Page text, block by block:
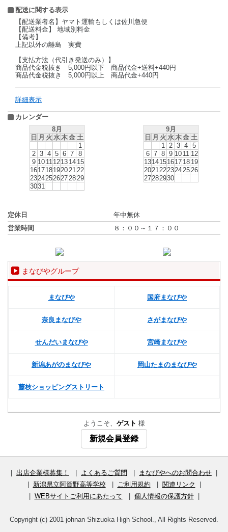
配送に関する表示
【配送業者名】ヤマト運輸もしくは佐川急便
【配送料金】 地域別料金
【備考】
上記以外の離島 実費
【支払方法（代引き発送のみ）】
商品代金税抜き 5,000円以下 商品代金+送料+440円
商品代金税抜き 5,000円以上 商品代金+440円
詳細表示
カレンダー
8月
日 月 火 水木金 土
1
2 3 4 5 6 7 8
9 10 11 1213 14 15
1617181920 21 22
2324252627 28 29
3031
9月
日 月 火 水木金 土
1
2 3 4 5
6 7 8 9 10 11 12
1314151617 18 19
2021 222324 25 26
27282930
定休日
年中無休
営業時間
８：００～１７：００
まなびやグループ
まなびや 国府まなびや
奈良まなびや さがまなびや
せんだいまなびや 宮崎まなびや
新潟あがのまなびや 岡山たまのまなびや
藤枝ショッピングストリート
ようこそ、 ゲスト 様
新規会員登録
出店企業様募集！ よくあるご質問 まなびやへのお問合わせ
新潟県立阿賀野高等学校 ご利用規約 関連リンク
WEBサイトご利用にあたって 個人情報の保護方針|
Copyright (c) 2001 johnan Shizuoka High School., All Rights Reserved.